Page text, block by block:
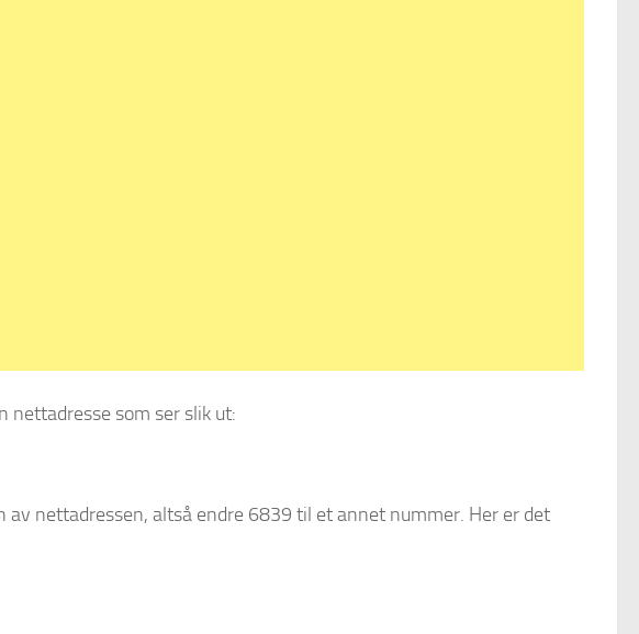
nettadresse som ser slik ut:
nettadressen, altså endre 6839 til et annet nummer. Her er det